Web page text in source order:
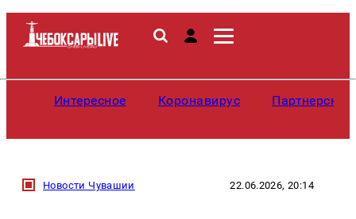
Интересное Коронавирус
Новости Чувашии 22.06.2026, 20:14